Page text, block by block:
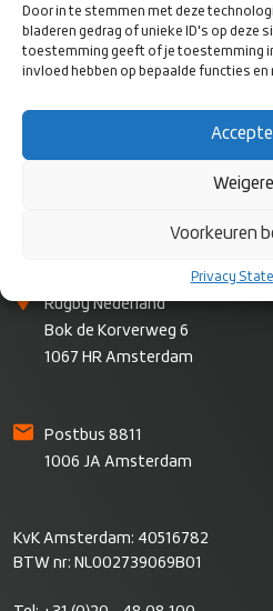
Door in te stemmen met deze
bladeren gedrag of unieke ID's op deze
toestemming geeft of je toestemming
invloed hebben op bepaalde functies
Voorkeuren
Privacy
Rugby Nederland
Bok de Korverweg 6
1067 HR Amsterdam
Postbus 8811
1006 JA Amsterdam
KvK Amsterdam: 40516782
BTW nr: NL002739069B01